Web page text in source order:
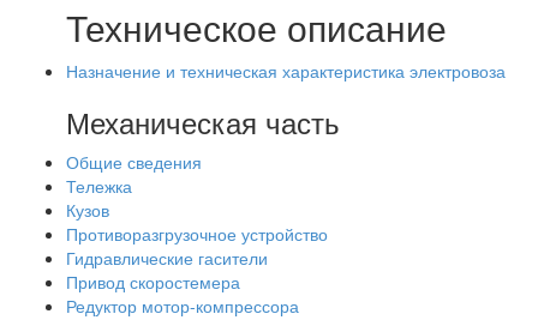
Техническое описание
Назначение и техническая характеристика электровоза
Механическая часть
Общие сведения
Тележка
Кузов
Противоразгрузочное устройство
Гидравлические гасители
Привод скоростемера
Редуктор мотор-компрессора